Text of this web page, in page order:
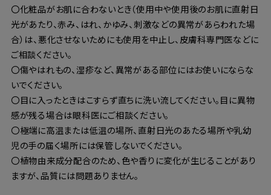
〇化粧品がお肌に合わないとき（使用中や使用後のお肌に直射日
光があたり、赤み、はれ、かゆみ、刺激などの異常があらわれた場
合）は、悪化させないためにも使用を中止し、皮膚科専門医などに
ご相談ください。
〇傷やはれもの、湿疹など、異常がある部位にはお使いにならな
いでください。
〇目に入ったときはこすらず直ちに洗い流してください。目に異物
感が残る場合は眼科医にご相談ください。
〇極端に高温または低温の場所、直射日光のあたる場所や乳幼
児の手の届く場所には保管しないでください。
〇植物由来成分配合のため、色や香りに変化が生じることがあり
ますが、品質には問題ありません。